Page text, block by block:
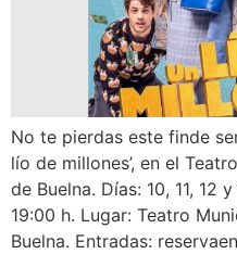
No te pierdas este finde
lío de millones’, en el
de Buelna. Días: 10, 11, 12
19:00 h. Lugar: Teatro
Buelna. Entradas: